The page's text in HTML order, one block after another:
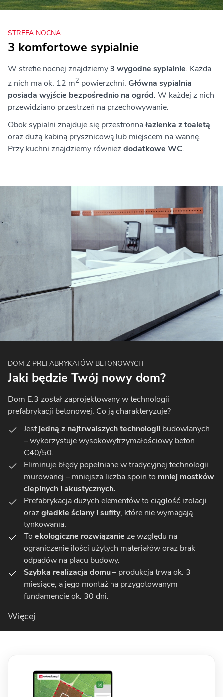
STREFA NOCNA
3 komfortowe sypialnie
W strefie nocnej znajdziemy3 wygodne sypialnie. Każda
z nich ma ok. 12 m2 powierzchni. Główna sypialnia
posiada wyjście bezpośrednio na ogród. W każdej z nich
przewidziano przestrzeń na przechowywanie.
Obok sypialni znajduje się przestronnałazienka z toaletą
oraz dużą kabiną prysznicową lub miejscem na wannę.
Przy kuchni znajdziemy równieżdodatkowe WC.
DOM Z PREFABRYKATÓW BETONOWYCH
Jaki będzie Twój nowy dom?
Dom E.3 został zaprojektowany w technologii
prefabrykacji betonowej. Co ją charakteryzuje?
Jestjedną z najtrwalszych technologii budowlanych
– wykorzystuje wysokowytrzymałościowy beton
C40/50.
Eliminuje błędy popełniane w tradycyjnej technologii
murowanej – mniejsza liczba spoin to mniej mostków
cieplnych i akustycznych.
Prefabrykacja dużych elementów to ciągłość izolacji
orazgładkie ściany i sufity, które nie wymagają
tynkowania.
To ekologiczne rozwiązanie ze względu na
ograniczenie ilości użytych materiałów oraz brak
odpadów na placu budowy.
Szybka realizacja domu– produkcja trwa ok. 3
miesiące, a jego montaż na przygotowanym
fundamencie ok. 30 dni.
Więcej